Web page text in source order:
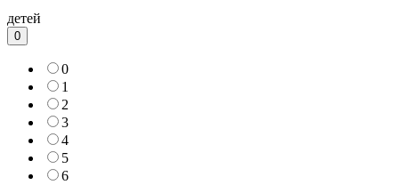
детей
0
0
1
2
3
4
5
6